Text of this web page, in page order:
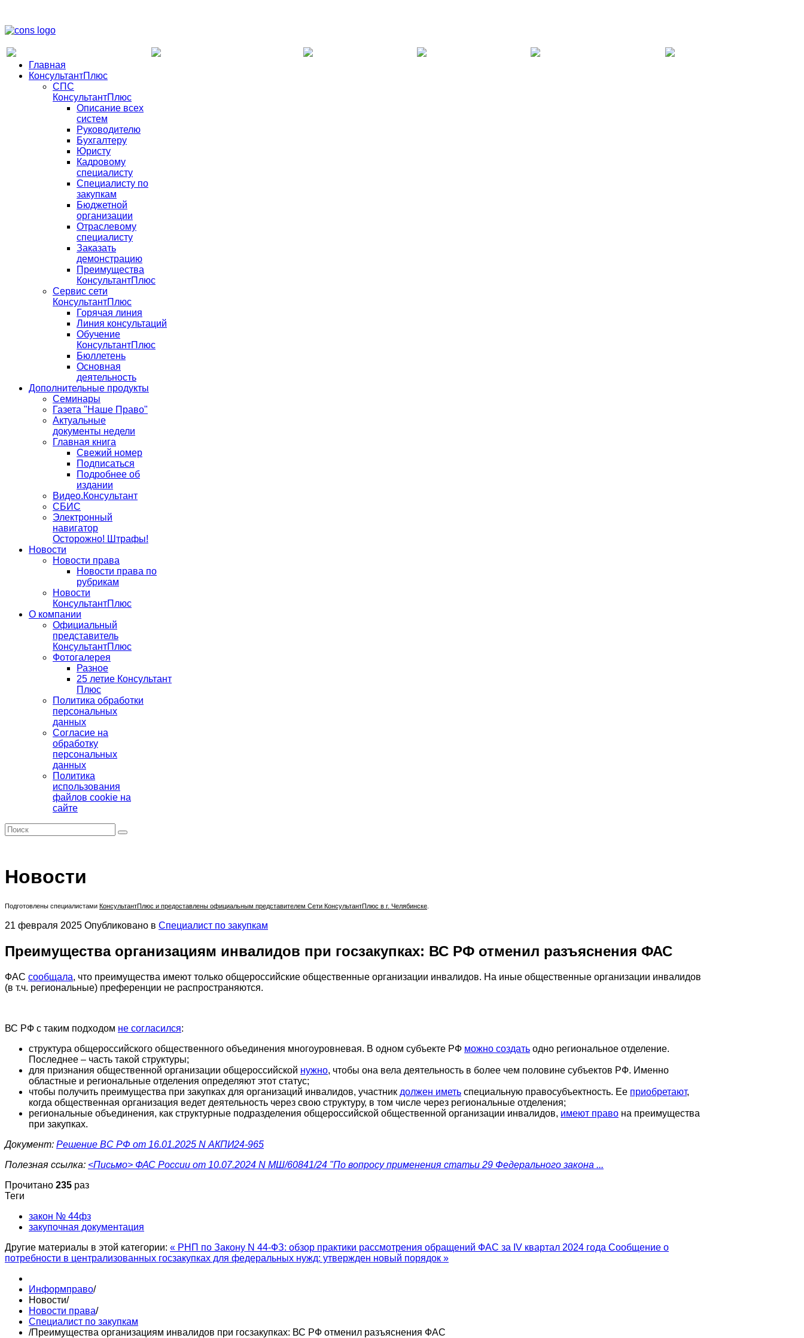
Главная
КонсультантПлюс
СПС
КонсультантПлюс
Описание всех
систем
Руководителю
Бухгалтеру
Юристу
Кадровому
специалисту
Специалисту по
закупкам
Бюджетной
организации
Отраслевому
специалисту
Заказать
демонстрацию
Преимущества
КонсультантПлюс
Сервис сети
КонсультантПлюс
Горячая линия
Линия консультаций
Обучение
КонсультантПлюс
Бюллетень
Основная
деятельность
Дополнительные продукты
Семинары
Газета "Наше Право"
Актуальные
документы недели
Главная книга
Свежий номер
Подписаться
Подробнее об
издании
Видео.Консультант
СБИС
Электронный
навигатор
Осторожно! Штрафы!
Новости
Новости права
Новости права по
рубрикам
Новости
КонсультантПлюс
О компании
Официальный
представитель
КонсультантПлюс
Фотогалерея
Разное
25 летие Консультант
Плюс
Политика обработки
персональных
данных
Согласие на
обработку
персональных
данных
Политика
использования
файлов cookie на
сайте
Новости
Подготовлены специалистами КонсультантПлюс и предоставлены официальным представителем Сети КонсультантПлюс в г. Челябинске
21 февраля 2025 Опубликовано в Специалист по закупкам
Преимущества организациям инвалидов при госзакупках: ВС РФ отменил разъяснения ФАС
ФАС сообщала, что преимущества имеют только общероссийские общественные организации инвалидов. На иные общественные организации инвалидов
(в т.ч. региональные) преференции не распространяются.
ВС РФ с таким подходом не согласился:
структура общероссийского общественного объединения многоуровневая. В одном субъекте РФ можно создать одно региональное отделение.
Последнее – часть такой структуры;
для признания общественной организации общероссийской нужно, чтобы она вела деятельность в более чем половине субъектов РФ. Именно
областные и региональные отделения определяют этот статус;
чтобы получить преимущества при закупках для организаций инвалидов, участник должен иметь специальную правосубъектность. Ее приобретают,
когда общественная организация ведет деятельность через свою структуру, в том числе через региональные отделения;
региональные объединения, как структурные подразделения общероссийской общественной организации инвалидов, имеют право на преимущества
при закупках.
Документ: Решение ВС РФ от 16.01.2025 N АКПИ24-965
Полезная ссылка: <Письмо> ФАС России от 10.07.2024 N МШ/60841/24 "По вопросу применения статьи 29 Федерального закона ...
Прочитано 235 раз
Теги
закон № 44фз
закупочная документация
Другие материалы в этой категории: « РНП по Закону N 44-ФЗ: обзор практики рассмотрения обращений ФАС за IV квартал 2024 года Сообщение о
потребности в централизованных госзакупках для федеральных нужд: утвержден новый порядок »
Информправо/
Новости/
Новости права/
Специалист по закупкам
/Преимущества организациям инвалидов при госзакупках: ВС РФ отменил разъяснения ФАС